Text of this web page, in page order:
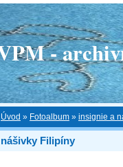
-
Úvod » Fotoalbum » insignie a
nášivky Filipíny